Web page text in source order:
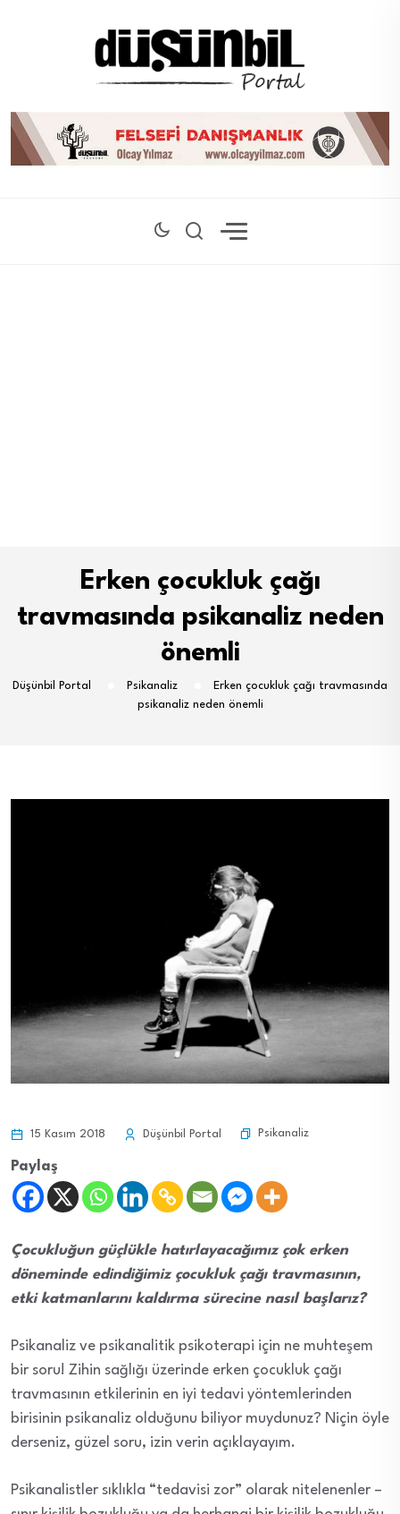
Erken çocukluk çağı
travmasında psikanaliz neden
önemli
Düşünbil Portal Psikanaliz
Erken çocukluk çağı travmasında
psikanaliz neden önemli
15 Kasım 2018 Düşünbil Portal Psikanaliz
Paylaş
Çocukluğun güçlükle hatırlayacağımız çok erken
döneminde edindiğimiz çocukluk çağı travmasının,
etki katmanlarını kaldırma sürecine nasıl başlarız?
Psikanaliz ve psikanalitik psikoterapi için ne muhteşem
bir soru! Zihin sağlığı üzerinde erken çocukluk çağı
travmasının etkilerinin en iyi tedavi yöntemlerinden
birisinin psikanaliz olduğunu biliyor muydunuz? Niçin öyle
derseniz, güzel soru, izin verin açıklayayım.
Psikanalistler sıklıkla “tedavisi zor” olarak nitelenenler –